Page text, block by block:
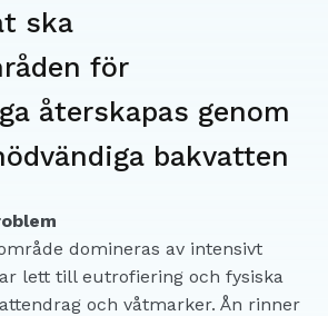
ska
för
återskapas genom
bakvatten
domineras av intensivt
lett till eutrofiering och fysiska
och våtmarker. Ån rinner